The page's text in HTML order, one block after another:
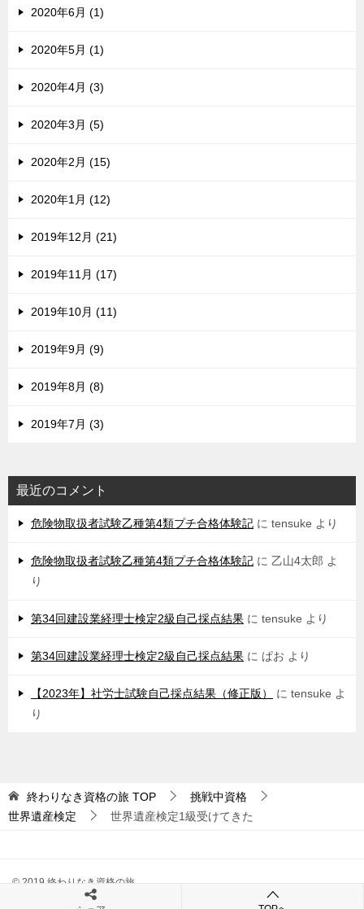
2020年6月 (1)
2020年5月 (1)
2020年4月 (3)
2020年3月 (5)
2020年2月 (15)
2020年1月 (12)
2019年12月 (21)
2019年11月 (17)
2019年10月 (11)
2019年9月 (9)
2019年8月 (8)
2019年7月 (3)
最近のコメント
危険物取扱者試験乙種第4類プチ合格体験記 に tensuke より
危険物取扱者試験乙種第4類プチ合格体験記 に 乙山4太郎 よ
り
第34回建設業経理士検定2級自己採点結果 に tensuke より
第34回建設業経理士検定2級自己採点結果 に ぱお より
【2023年】社労士試験自己採点結果（修正版） に tensuke よ
り
終わりなき資格の旅 TOP
挑戦中資格
世界遺産検定
世界遺産検定1級受けてきた
© 2019 終わりなき資格の旅